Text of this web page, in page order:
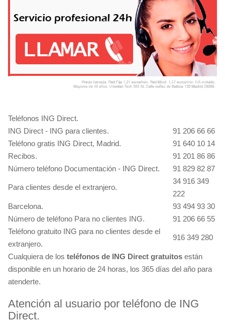
Teléfonos ING Direct.
ING Direct - ING para clientes.
91 206 66 66
Teléfono gratis ING Direct, Madrid.
91 640 10 14
Recibos.
91 201 86 86
Número teléfono Documentación - ING Direct.
91 829 82 87
Para clientes desde el extranjero.
34 916 349
222
Barcelona.
93 494 93 30
Número de teléfono Para no clientes ING.
91 206 66 55
Teléfono gratuito ING para no clientes desde el
extranjero.
916 349 280
Cualquiera de los teléfonos de ING Direct gratuitos están
disponible en un horario de 24 horas, los 365 días del año para
atenderte.
Atención al usuario por teléfono de ING
Direct.